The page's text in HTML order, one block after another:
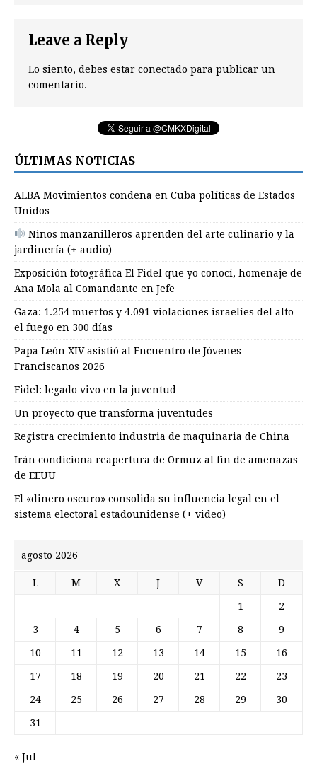
Leave a Reply
Lo siento, debes estar conectado para publicar un
comentario.
ÚLTIMAS NOTICIAS
ALBA Movimientos condena en Cuba políticas de Estados
Unidos
Niños manzanilleros aprenden del arte culinario y la
jardinería (+ audio)
Exposición fotográfica El Fidel que yo conocí, homenaje de
Ana Mola al Comandante en Jefe
Gaza: 1.254 muertos y 4.091 violaciones israelíes del alto
el fuego en 300 días
Papa León XIV asistió al Encuentro de Jóvenes
Franciscanos 2026
Fidel: legado vivo en la juventud
Un proyecto que transforma juventudes
Registra crecimiento industria de maquinaria de China
Irán condiciona reapertura de Ormuz al fin de amenazas
de EEUU
El «dinero oscuro» consolida su influencia legal en el
sistema electoral estadounidense (+ video)
agosto 2026
L M X J V S D
1 2
3 4 5 6 7 8 9
10 11 12 13 14 15 16
17 18 19 20 21 22 23
24 25 26 27 28 29 30
31
« Jul